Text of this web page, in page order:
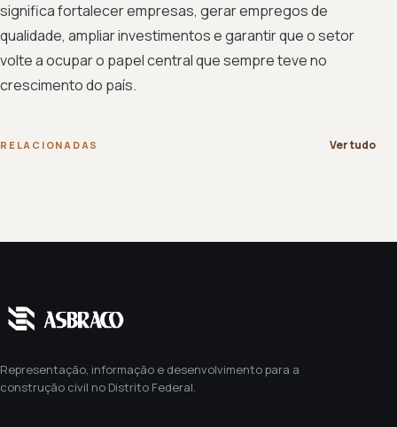
significa fortalecer empresas, gerar empregos de
qualidade, ampliar investimentos e garantir que o setor
volte a ocupar o papel central que sempre teve no
crescimento do país.
RELACIONADAS Ver tudo
Representação, informação e desenvolvimento para a
construção civil no Distrito Federal.